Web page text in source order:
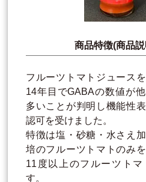
商品特徴(商品
フルーツトマトジュース
14年目でGABAの数値が
多いことが判明し機能性
認可を受けました。
特徴は塩・砂糖・水さえ
培のフルーツトマトのみ
11度以上のフルーツト
す。